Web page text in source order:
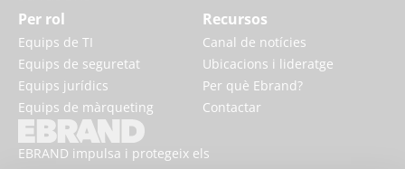
EBRAND impulsa i protegeix els
Per rol
Equips de TI
Equips de seguretat
Equips jurídics
Equips de màrqueting
Recursos
Canal de notícies
Ubicacions i lideratge
Per què Ebrand?
Contactar